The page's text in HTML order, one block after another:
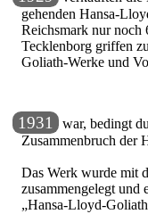
gehenden Hansa-
Reichsmark nur noch
Tecklenborg griffen
Goliath-Werke und
1931 war, bedingt
Zusammenbruch der
Das Werk wurde mit
zusammengelegt und
Hansa-Lloyd-